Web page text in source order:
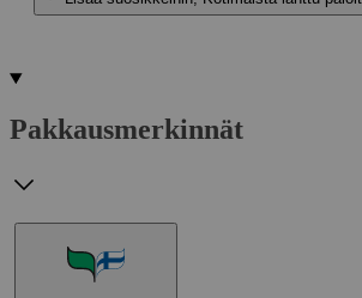
Pakkausmerkinnät